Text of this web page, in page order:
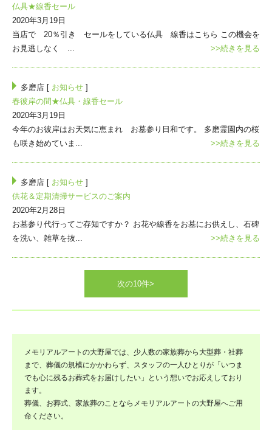
仏具★線香セール
2020年3月19日
当店で 20％引き セールをしている仏具 線香はこちら この機会を
お見逃しなく ...
>>続きを見る
多磨店 [ お知らせ ]
春彼岸の間★仏具・線香セール
2020年3月19日
今年のお彼岸はお天気に恵まれ お墓参り日和です。 多磨霊園内の桜
も咲き始めていま...
>>続きを見る
多磨店 [ お知らせ ]
供花＆定期清掃サービスのご案内
2020年2月28日
お墓参り代行ってご存知ですか？ お花や線香をお墓にお供えし、石碑
を洗い、雑草を抜...
>>続きを見る
次の10件>
メモリアルアートの大野屋では、少人数の家族葬から大型葬・社葬
まで、葬儀の規模にかかわらず、スタッフの一人ひとりが「いつま
でも心に残るお葬式をお届けしたい」という想いでお応えしており
ます。
葬儀、お葬式、家族葬のことならメモリアルアートの大野屋へご用
命ください。